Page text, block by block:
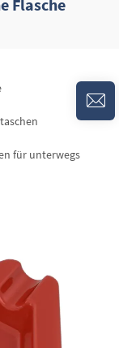
Flasche
für unterwegs